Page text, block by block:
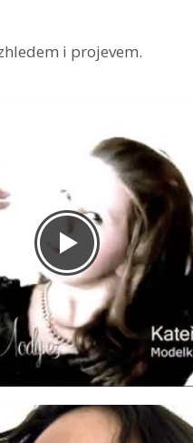
i projevem.